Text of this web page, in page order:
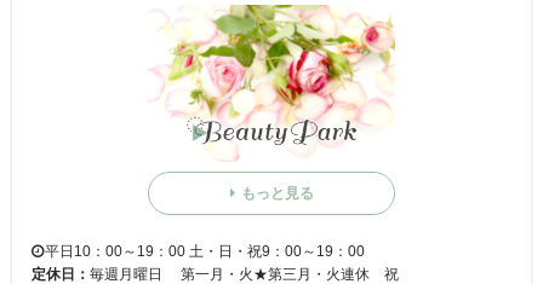
もっと見る
平日10：00～19：00 土・日・祝9：00～19：00
定休日： 毎週月曜日 第一月・火★第三月・火連休 祝